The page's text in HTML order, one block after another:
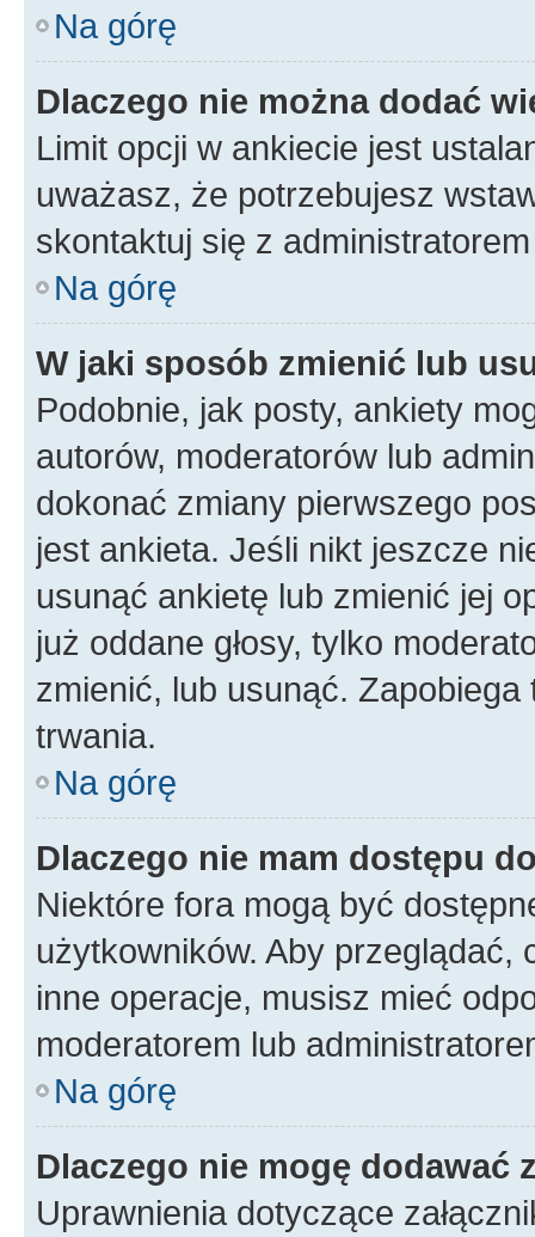
Na górę
Dlaczego nie można dodać
Limit opcji w ankiecie jest
uważasz, że potrzebujesz
skontaktuj się z
Na górę
W jaki sposób zmienić lub
Podobnie, jak posty, ankiety
autorów, moderatorów lub
dokonać zmiany pierwszego
jest ankieta. Jeśli nikt jeszcze
usunąć ankietę lub zmienić jej
już oddane głosy, tylko
zmienić, lub usunąć.
trwania.
Na górę
Dlaczego nie mam dostępu
Niektóre fora mogą być
użytkowników. Aby
inne operacje, musisz mieć
moderatorem lub
Na górę
Dlaczego nie mogę dodawać
Uprawnienia dotyczące